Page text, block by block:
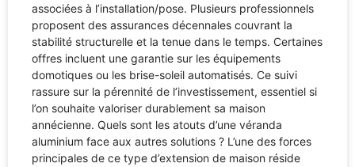
associées à l’installation/pose. Plusieurs professionnels
proposent des assurances décennales couvrant la
stabilité structurelle et la tenue dans le temps. Certaines
offres incluent une garantie sur les équipements
domotiques ou les brise-soleil automatisés. Ce suivi
rassure sur la pérennité de l’investissement, essentiel si
l’on souhaite valoriser durablement sa maison
annécienne. Quels sont les atouts d’une véranda
aluminium face aux autres solutions ? L’une des forces
principales de ce type d’extension de maison réside